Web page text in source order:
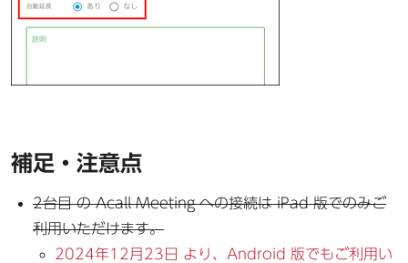
補足・注意点
2台目 の Acall Meeting への接続は iPad 版でのみご
利用いただけます。
2024年12月23日 より、Android 版でもご利用い